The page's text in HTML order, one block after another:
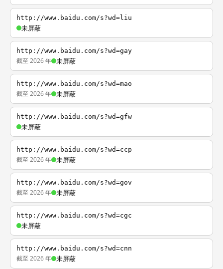
http://www.baidu.com/s?wd=liu
未屏蔽
http://www.baidu.com/s?wd=gay
截至 2026 年 未屏蔽
http://www.baidu.com/s?wd=mao
截至 2026 年 未屏蔽
http://www.baidu.com/s?wd=gfw
未屏蔽
http://www.baidu.com/s?wd=ccp
截至 2026 年 未屏蔽
http://www.baidu.com/s?wd=gov
截至 2026 年 未屏蔽
http://www.baidu.com/s?wd=cgc
未屏蔽
http://www.baidu.com/s?wd=cnn
截至 2026 年 未屏蔽